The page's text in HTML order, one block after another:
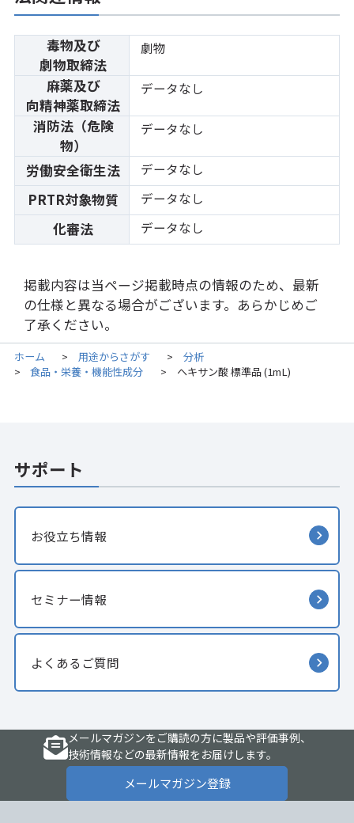
毒物及び
劇物取締法
劇物
麻薬及び
向精神薬取締法
データなし
消防法（危険
物）
データなし
労働安全衛生法 データなし
PRTR対象物質 データなし
化審法 データなし
掲載内容は当ページ掲載時点の情報のため、最新
の仕様と異なる場合がございます。あらかじめご
了承ください。
ホーム > 用途からさがす > 分析
> 食品・栄養・機能性成分 > ヘキサン酸 標準品 (1mL)
サポート
お役立ち情報
セミナー情報
よくあるご質問
メールマガジンをご購読の方に製品や評価事例、
技術情報などの最新情報をお届けします。
メールマガジン登録